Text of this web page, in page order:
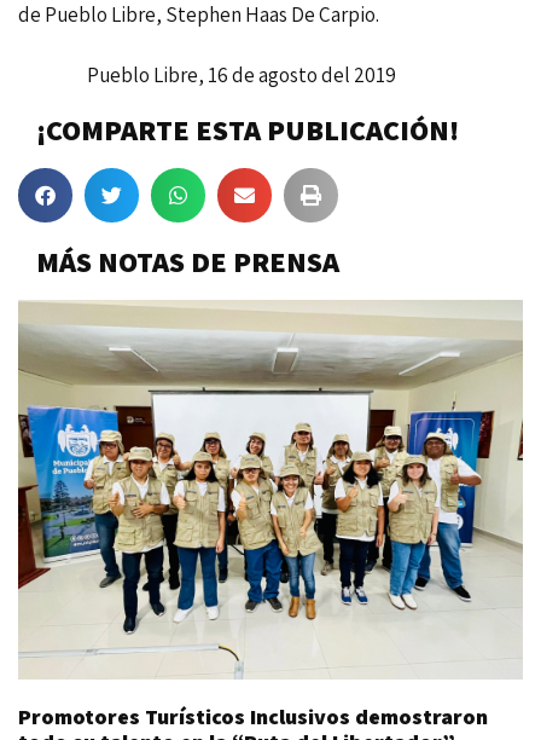
de Pueblo Libre, Stephen Haas De Carpio.
Pueblo Libre, 16 de agosto del 2019
¡COMPARTE ESTA PUBLICACIÓN!
MÁS NOTAS DE PRENSA
Promotores Turísticos Inclusivos demostraron